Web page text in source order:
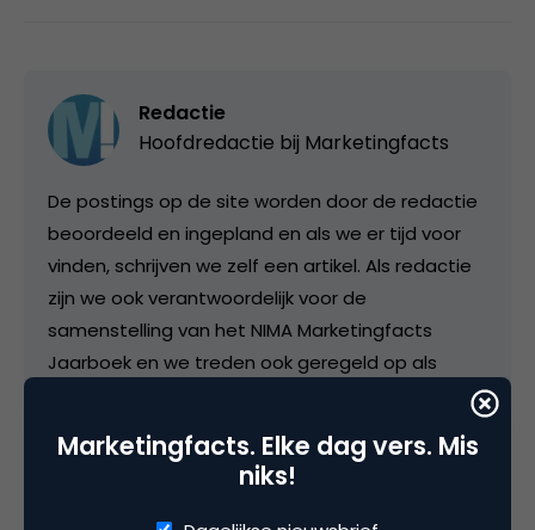
Redactie
Hoofdredactie bij Marketingfacts
De postings op de site worden door de redactie
beoordeeld en ingepland en als we er tijd voor
vinden, schrijven we zelf een artikel. Als redactie
zijn we ook verantwoordelijk voor de
samenstelling van het NIMA Marketingfacts
Jaarboek en we treden ook geregeld op als
contactgegevens.
Marketingfacts. Elke dag vers. Mis
niks!